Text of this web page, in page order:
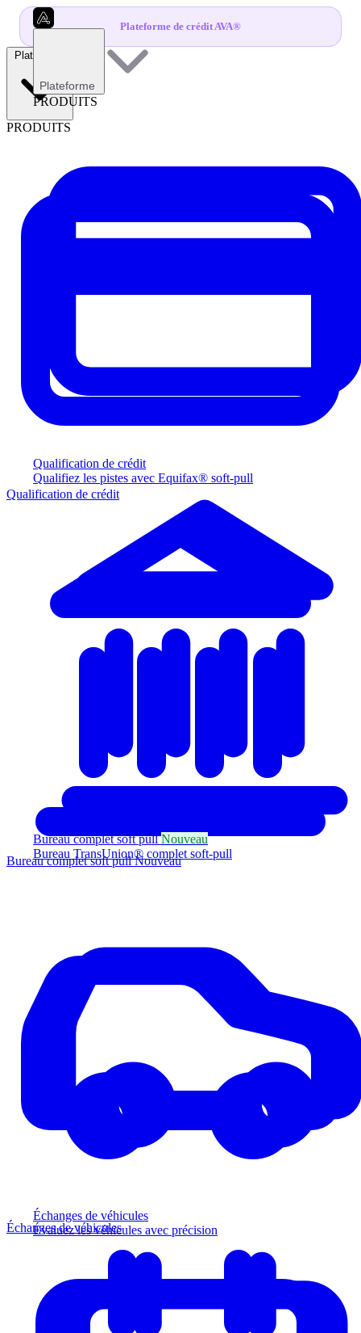
Plateforme de crédit AVA®
Plateforme
PRODUITS
Qualification de crédit
Qualifiez les pistes avec Equifax® soft-pull
Bureau complet soft pullNouveau
Bureau TransUnion® complet soft-pull
Échanges de véhicules
Évaluez les véhicules avec précision
Plateforme
PRODUITS
Qualification de crédit
Bureau complet soft pullNouveau
Échanges de véhicules